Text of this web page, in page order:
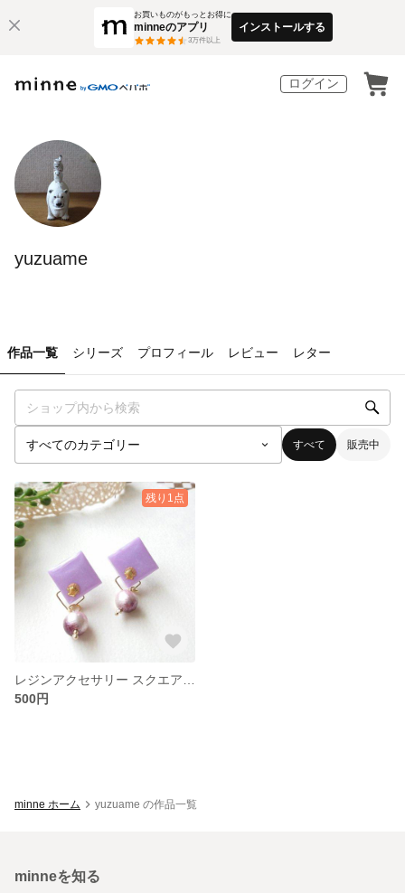
お買いものがもっとお得に
minneのアプリ
3万件以上
インストールする
ログイン
yuzuame
作品一覧 シリーズ プロフィール レビュー レター
すべて 販売中
残り1点
500円
minne ホーム yuzuame の作品一覧
minneを知る